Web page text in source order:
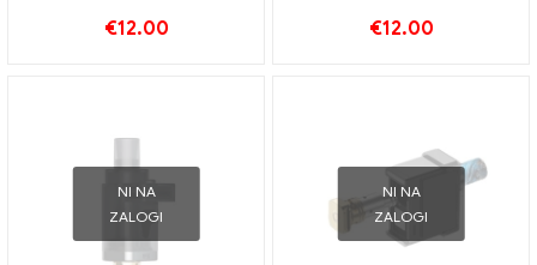
veleprodaja丨 po meri
€12.00
kosov/paket E-cigaret,
€12.00
NI NA
ZALOGI
NI NA
ZALOGI